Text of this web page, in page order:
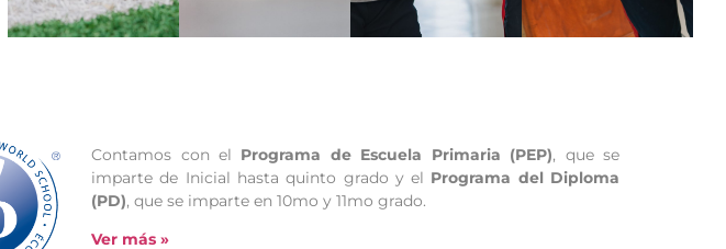
Contamos con el Programa de Escuela Primaria (PEP), que se
imparte de Inicial hasta quinto grado y el Programa del Diploma
(PD), que se imparte en 10mo y 11mo grado.
Ver más»